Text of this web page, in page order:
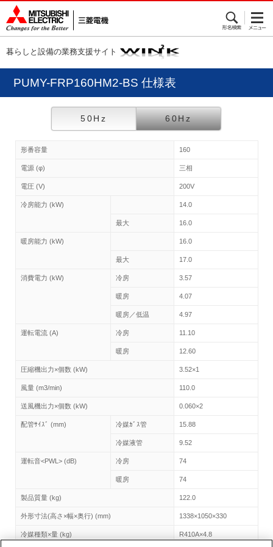
暮らしと設備の業務支援サイト
PUMY-FRP160HM2-BS 仕様表
50Hz 60Hz
形番容量 160
電源 (φ) 三相
電圧 (V) 200V
冷房能力 (kW) 14.0
最大 16.0
暖房能力 (kW) 16.0
最大 17.0
消費電力 (kW) 冷房 3.57
暖房 4.07
暖房／低温 4.97
運転電流 (A) 冷房 11.10
暖房 12.60
圧縮機出力×個数 (kW) 3.52×1
風量 (m3/min) 110.0
送風機出力×個数 (kW) 0.060×2
配管ｻｲｽﾞ (mm) 冷媒ｶﾞｽ管 15.88
冷媒液管 9.52
運転音<PWL> (dB) 冷房 74
暖房 74
製品質量 (kg) 122.0
外形寸法(高さ×幅×奥行) (mm) 1338×1050×330
冷媒種類×量 (kg) R410A×4.8